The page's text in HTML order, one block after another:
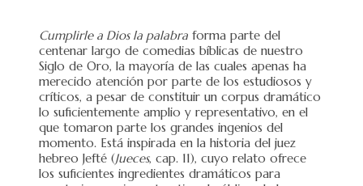
Cumplirle a Dios la palabra forma parte del
centenar largo de comedias bíblicas de nuestro
Siglo de Oro, la mayoría de las cuales apenas ha
merecido atención por parte de los estudiosos y
críticos, a pesar de constituir un corpus dramático
lo suficientemente amplio y representativo, en el
que tomaron parte los grandes ingenios del
momento. Está inspirada en la historia del juez
hebreo Jefté (Jueces, cap. 11), cuyo relato ofrece
los suficientes ingredientes dramáticos para